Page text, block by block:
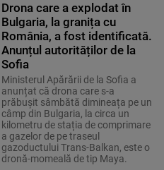
Drona care a explodat în
Bulgaria, la granița cu
România, a fost identificată.
Anunțul autorităților de la
Sofia
Ministerul Apărării de la Sofia a
anunțat că drona care s-a
prăbușit sâmbătă dimineața pe un
câmp din Bulgaria, la circa un
kilometru de stația de comprimare
a gazelor de pe traseul
gazoductului Trans-Balkan, este o
dronă-momeală de tip Maya.